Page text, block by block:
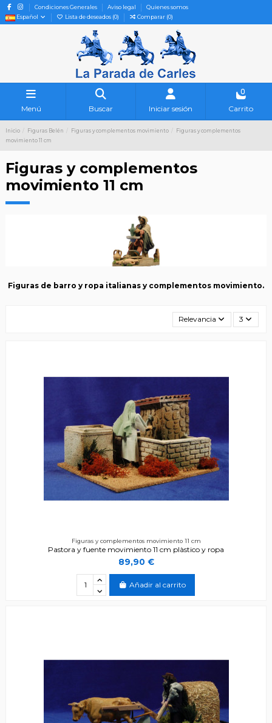
Condiciones Generales Aviso legal
Quienes somos
Español
Lista de deseados (0) Comparar (0)
Menú Buscar Iniciar sesión
0
Carrito
Inicio Figuras Belén Figuras y complementos movimiento
Figuras y complementos
movimiento 11 cm
Figuras y complementos
movimiento 11 cm
Figuras de barro y ropa italianas y complementos movimiento.
Relevancia 3
Figuras y complementos movimiento 11 cm
Pastora y fuente movimiento 11 cm plàstico y ropa
89,90 €
Añadir al carrito